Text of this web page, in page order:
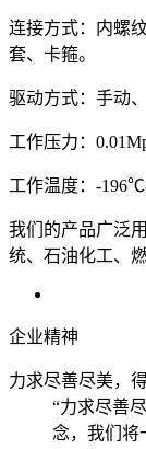
连接方式：内螺
套、卡箍。
驱动方式：手动
工作压力：
工作温度：-
我们的产品广泛
统、石油化工、
企业精神
力求尽善尽美，
“力求尽善
念，我们将